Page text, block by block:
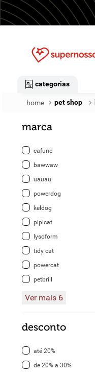
categorias
pet shop
marca
cafune
bawwaw
uauau
powerdog
keldog
pipicat
lysoform
tidy cat
powercat
petbrill
Ver mais 6
desconto
até 20%
de 20% a 30%